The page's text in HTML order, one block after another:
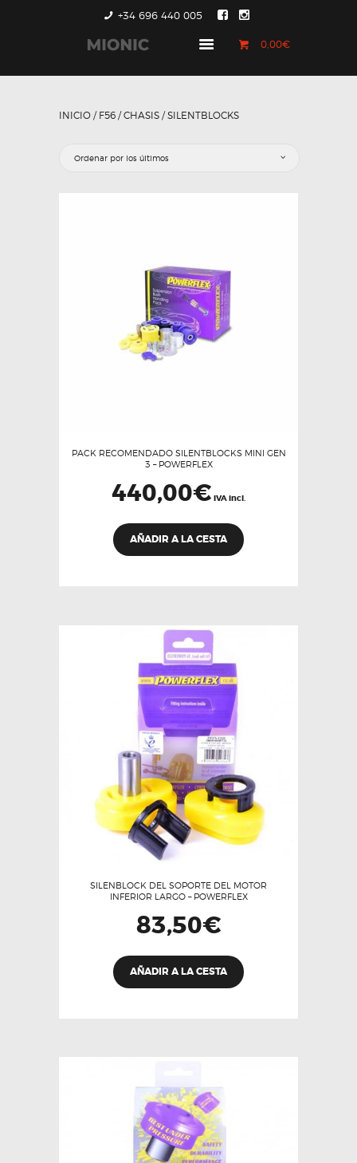
+34 696 440 005
0,00€
GENERACIÓN 1
COUNTRYMAN &
INICIO / F56 /CHASIS / SILENTBLOCKS
PACK RECOMENDADO SILENTBLOCKS MINI GEN
3 – POWERFLEX
440,00€ IVA incl.
AÑADIR A LA CESTA
SILENBLOCK DEL SOPORTE DEL MOTOR
INFERIOR LARGO – POWERFLEX
83,50€
AÑADIR A LA CESTA